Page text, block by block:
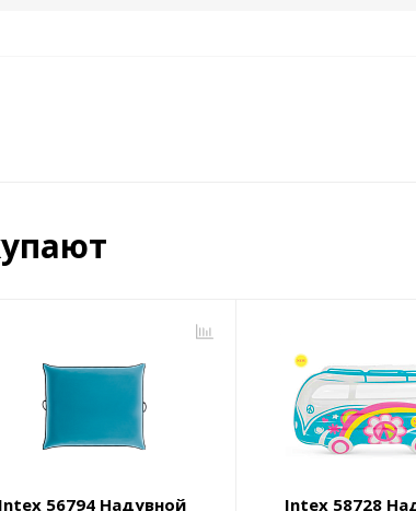
Intex 56794 Надувной
Intex 58728